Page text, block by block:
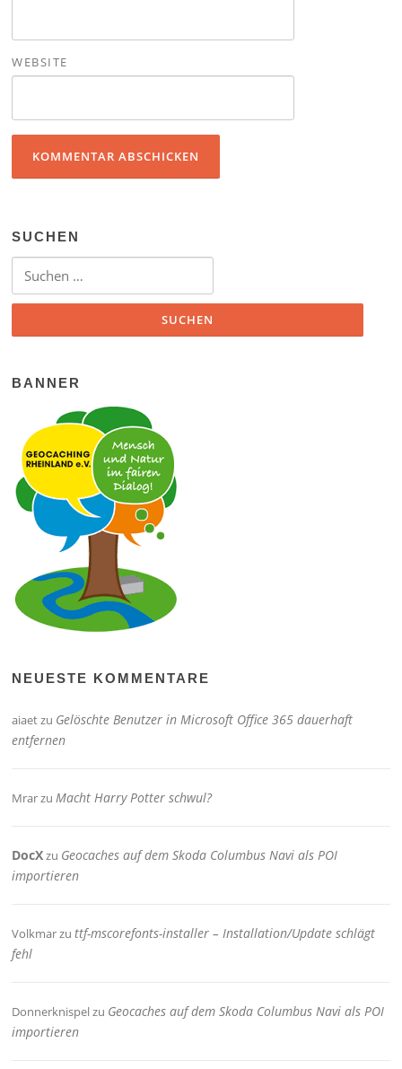
WEBSITE
SUCHEN
Suchen nach:
BANNER
NEUESTE KOMMENTARE
aiaetzu Gelöschte Benutzer in Microsoft Office 365 dauerhaft
entfernen
MrarzuMacht Harry Potter schwul?
DocXzu Geocaches auf dem Skoda Columbus Navi als POI
importieren
Volkmarzuttf-mscorefonts-installer – Installation/Update schlägt
fehl
Donnerknispelzu Geocaches auf dem Skoda Columbus Navi als POI
importieren